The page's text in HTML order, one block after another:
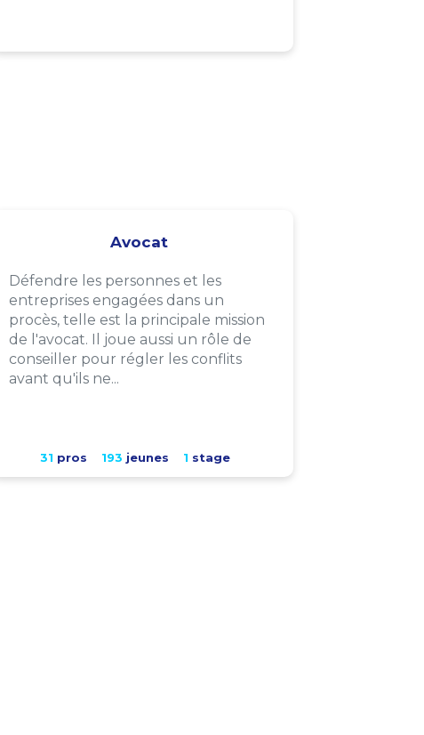
Avocat
Défendre les personnes et les
entreprises engagées dans un
procès, telle est la principale mission
de l'avocat. Il joue aussi un rôle de
conseiller pour régler les conflits
avant qu'ils ne...
31 pros 193 jeunes 1 stage